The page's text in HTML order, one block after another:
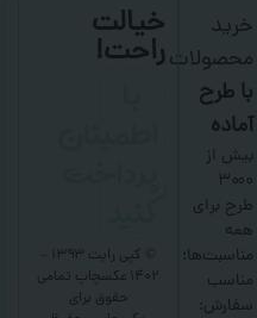
خرید
محصولات
با طرح
آماده
بیش از
۳۰۰۰
طرح برای
همه
مناسبت‌ها؛
مناسب
سفارش:
خیالت
راحت!
۱۴۰۲ عکسچاپ
تمامی
حقوق برای